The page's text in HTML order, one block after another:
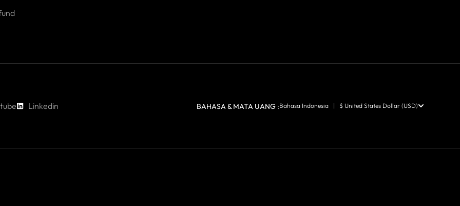
Linkedin Bahasa Indonesia | $ United States Dollar (USD)
BAHASA & MATA UANG :